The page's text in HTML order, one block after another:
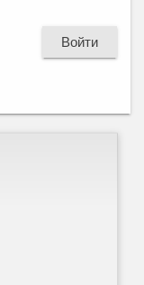
Войти